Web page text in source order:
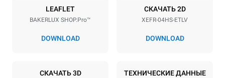
Напряжение Příkon
Частота Тип вилки
LEAFLET
BAKERLUX SHOP.Pro™
DOWNLOAD
СКАЧАТЬ 2D
XEFR-04HS-ETLV
DOWNLOAD
СКАЧАТЬ 3D ТЕХНИЧЕСКИЕ ДАННЫЕ